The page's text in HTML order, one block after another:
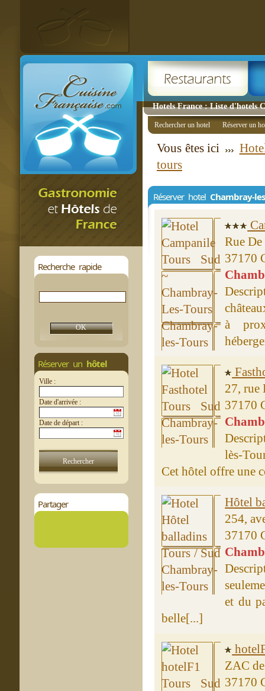
Hotels France : Liste d'hotels
Recherche rapide
Réserver un hôtel
Ville :
Date d'arrivée :
Date de départ :
Partager
Rechercher un hotel Réserver un
Vous êtes ici
tours
Réserver hotel Chambray-
Rue
37170
à
27, rue
37170
lès-
Cet hôtel offre une
Hôtel
254,
37170
et du
belle[...]
ZAC
37170